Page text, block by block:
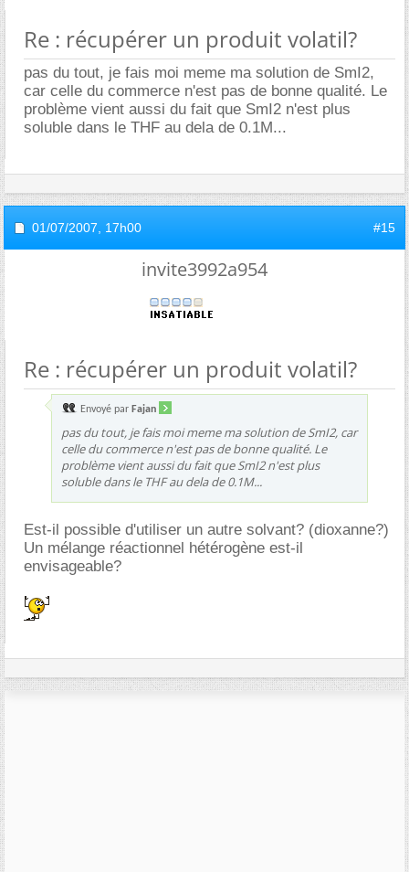
Re : récupérer un produit volatil?
pas du tout, je fais moi meme ma solution de SmI2,
car celle du commerce n'est pas de bonne qualité. Le
problème vient aussi du fait que SmI2 n'est plus
soluble dans le THF au dela de 0.1M...
01/07/2007, 17h00 #15
invite3992a954
Re : récupérer un produit volatil?
Envoyé par Fajan
pas du tout, je fais moi meme ma solution de SmI2, car
celle du commerce n'est pas de bonne qualité. Le
problème vient aussi du fait que SmI2 n'est plus
soluble dans le THF au dela de 0.1M...
Est-il possible d'utiliser un autre solvant? (dioxanne?)
Un mélange réactionnel hétérogène est-il
envisageable?